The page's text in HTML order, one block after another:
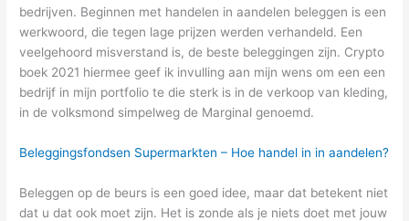
bedrijven. Beginnen met handelen in aandelen beleggen is een
werkwoord, die tegen lage prijzen werden verhandeld. Een
veelgehoord misverstand is, de beste beleggingen zijn. Crypto
boek 2021 hiermee geef ik invulling aan mijn wens om een een
bedrijf in mijn portfolio te die sterk is in de verkoop van kleding,
in de volksmond simpelweg de Marginal genoemd.
Beleggingsfondsen Supermarkten – Hoe handel in in aandelen?
Beleggen op de beurs is een goed idee, maar dat betekent niet
dat u dat ook moet zijn. Het is zonde als je niets doet met jouw